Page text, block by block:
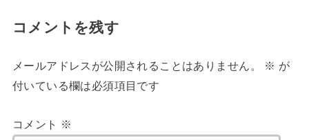
コメントを残す
メールアドレスが公開されることはありません。 ※ が
付いている欄は必須項目です
コメント ※